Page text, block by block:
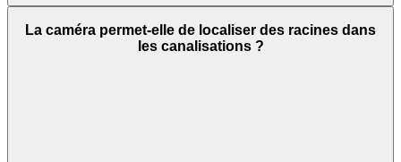
La caméra permet-elle de localiser des racines dans
les canalisations ?